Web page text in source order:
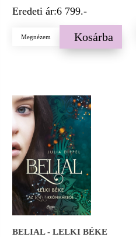
Eredeti ár:6 799.-
Megnézem Kosárba
BELIAL - LELKI BÉKE